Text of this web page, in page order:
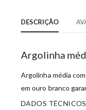
DESCRIÇÃO
Argolinha
Argolinha média
em ouro branco
DADOS